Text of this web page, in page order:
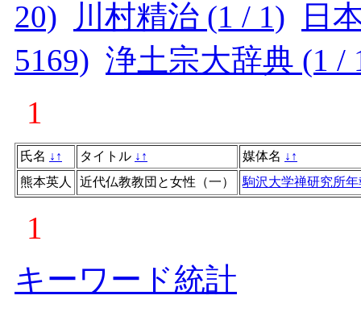
20)
川村精治 (1 / 1)
日
5169) 浄土宗大辞典 (1 /
1
氏名 ↓ ↑ タイトル ↓ ↑ 媒体名 ↓ ↑
熊本英人
近代仏教教団と女性（一） 駒沢大学禅研究所年
1
キーワード統計